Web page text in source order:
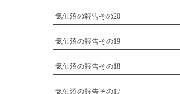
気仙沼の報告その20
気仙沼の報告その19
気仙沼の報告その18
気仙沼の報告その17